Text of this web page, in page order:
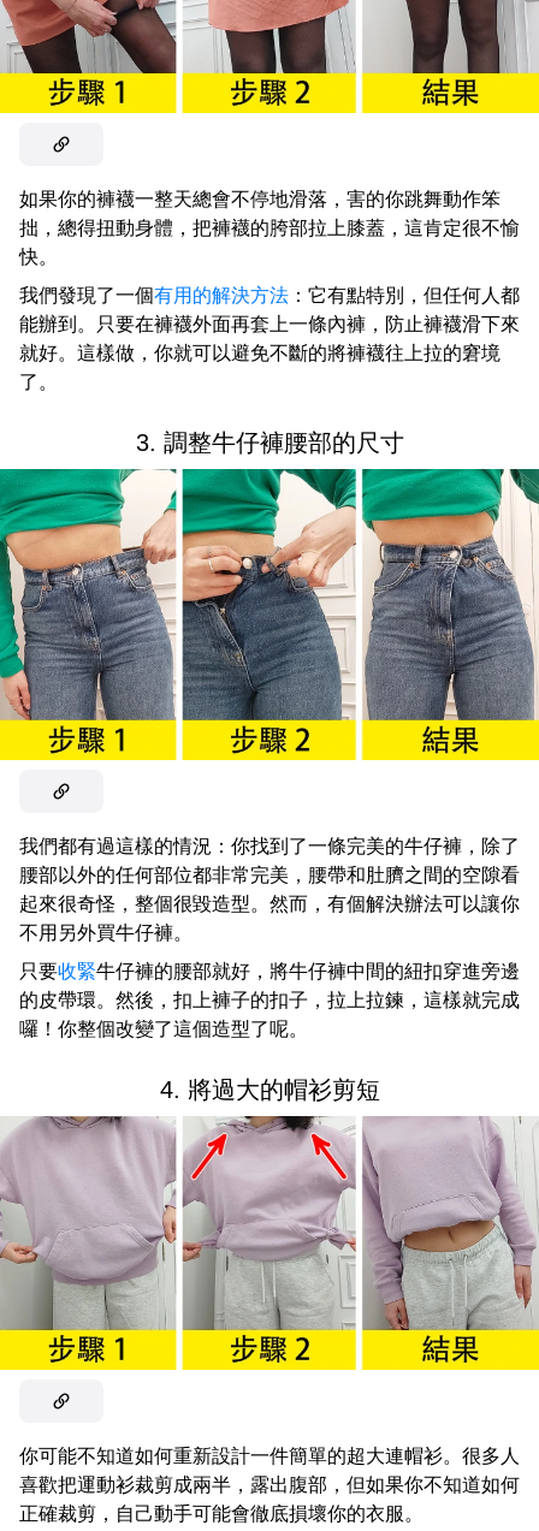
如果你的褲襪一整天總會不停地滑落，害的你跳舞動作笨
拙，總得扭動身體，把褲襪的胯部拉上膝蓋，這肯定很不愉
快。
我們發現了一個有用的解決方法 ：它有點特別，但任何人都
能辦到。只要在褲襪外面再套上一條內褲，防止褲襪滑下來
就好。這樣做，你就可以避免不斷的將褲襪往上拉的窘境
了。
3. 調整牛仔褲腰部的尺寸
我們都有過這樣的情況：你找到了一條完美的牛仔褲，除了
腰部以外的任何部位都非常完美，腰帶和肚臍之間的空隙看
起來很奇怪，整個很毀造型。然而，有個解決辦法可以讓你
不用另外買牛仔褲。
只要收緊牛仔褲的腰部就好，將牛仔褲中間的紐扣穿進旁邊
的皮帶環。然後，扣上褲子的扣子，拉上拉鍊，這樣就完成
囉！你整個改變了這個造型了呢。
4. 將過大的帽衫剪短
你可能不知道如何重新設計一件簡單的超大連帽衫。很多人
喜歡把運動衫裁剪成兩半，露出腹部，但如果你不知道如何
正確裁剪，自己動手可能會徹底損壞你的衣服。